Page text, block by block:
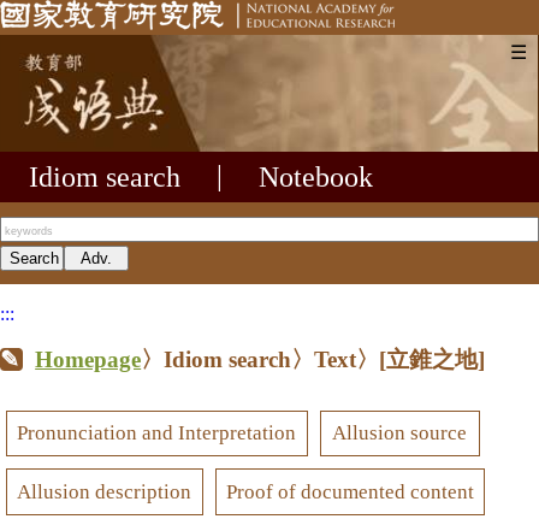
☰
Idiom search Notebook
:::
Homepage〉Idiom search〉Text〉 [立錐之地]
Pronunciation and Interpretation Allusion source
Allusion description Proof of documented content